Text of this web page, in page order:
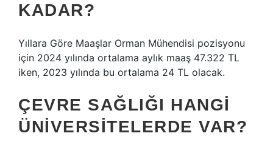
KADAR?
Yıllara Göre Maaşlar Orman Mühendisi pozisyonu
için 2024 yılında ortalama aylık maaş 47.322 TL
iken, 2023 yılında bu ortalama 24 TL olacak.
ÇEVRE SAĞLIĞI HANGI
ÜNIVERSITELERDE VAR?